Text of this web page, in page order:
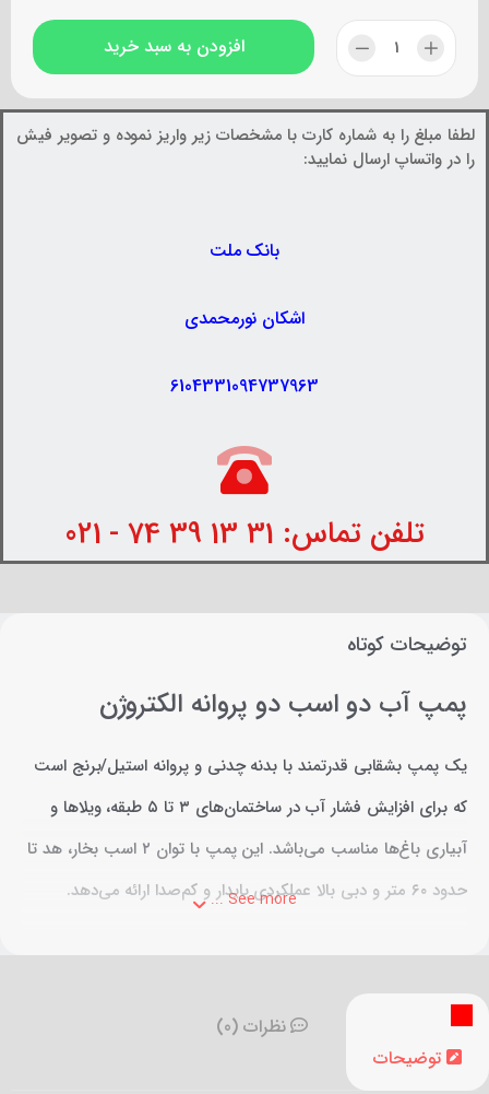
افزودن به سبد خرید
لطفا مبلغ را به شماره کارت با مشخصات زیر واریز نموده و تصویر فیش
را در واتساپ ارسال نمایید:
بانک ملت
اشکان نورمحمدی
6104331094737963
تلفن تماس: 31 13 39 74 - 021
توضیحات کوتاه
پمپ آب دو اسب دو پروانه الکتروژن
یک پمپ بشقابی قدرتمند با بدنه چدنی و پروانه استیل/برنج است
که برای افزایش فشار آب در ساختمان‌های ۳ تا ۵ طبقه، ویلاها و
آبیاری باغ‌ها مناسب می‌باشد. این پمپ با توان ۲ اسب بخار، هد تا
حدود ۶۰ متر و دبی بالا عملکردی پایدار و کم‌صدا ارائه می‌دهد.
See more ...
توضیحات
نظرات (0)